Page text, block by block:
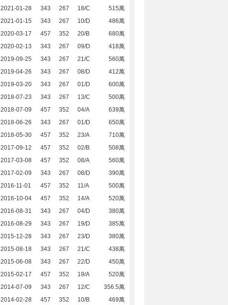
2021-01-28
343 267 18/C
515萬
2021-01-15
343 267 10/D
486萬
2020-03-17
457 352 20/B
680萬
2020-02-13
343 267 09/D
418萬
2019-09-25
343 267 21/C
560萬
2019-04-26
343 267 08/D
412萬
2019-03-20
343 267 01/D
600萬
2018-07-23
343 267 13/C
500萬
2018-07-09
457 352 04/A
639萬
2018-06-26
343 267 01/D
650萬
2018-05-30
457 352 23/A
710萬
2017-09-12
457 352 02/B
508萬
2017-03-08
457 352 08/A
560萬
2017-02-09
343 267 08/D
390萬
2016-11-01
457 352 11/A
500萬
2016-10-04
457 352 14/A
520萬
2016-08-31
343 267 04/D
380萬
2016-08-29
343 267 19/D
385萬
2015-12-28
343 267 23/D
380萬
2015-08-18
343 267 21/C
438萬
2015-06-08
343 267 22/D
450萬
2015-02-17
457 352 19/A
520萬
2014-07-09
343 267 12/C
356.5萬
2014-02-28
457 352 10/B
469萬